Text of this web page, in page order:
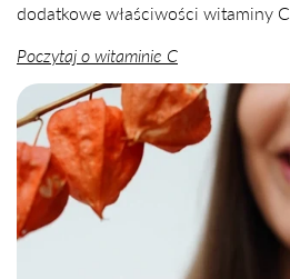
dodatkowe właściwości witaminy C.
Poczytaj o witaminie C